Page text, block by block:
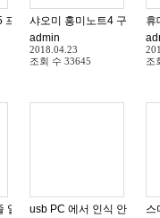
프로 사용방법 플레이 스토어 서
샤오미 홍미노트4 구글 플
admin
2018.04.23
조회 수 33645
조
서비스
가지 윈도우 10
얼음 프리징 먹통 윈도우 10 해
usb PC 에서 인식 안됨 현스